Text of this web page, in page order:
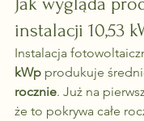
instalacji 10,53
Instalacja
kWp produkuje
rocznie. Już na
że to pokrywa całe